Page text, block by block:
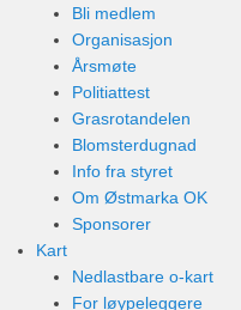
Bli medlem
Organisasjon
Årsmøte
Politiattest
Grasrotandelen
Blomsterdugnad
Info fra styret
Om Østmarka OK
Sponsorer
Kart
Nedlastbare o-kart
For løypeleggere